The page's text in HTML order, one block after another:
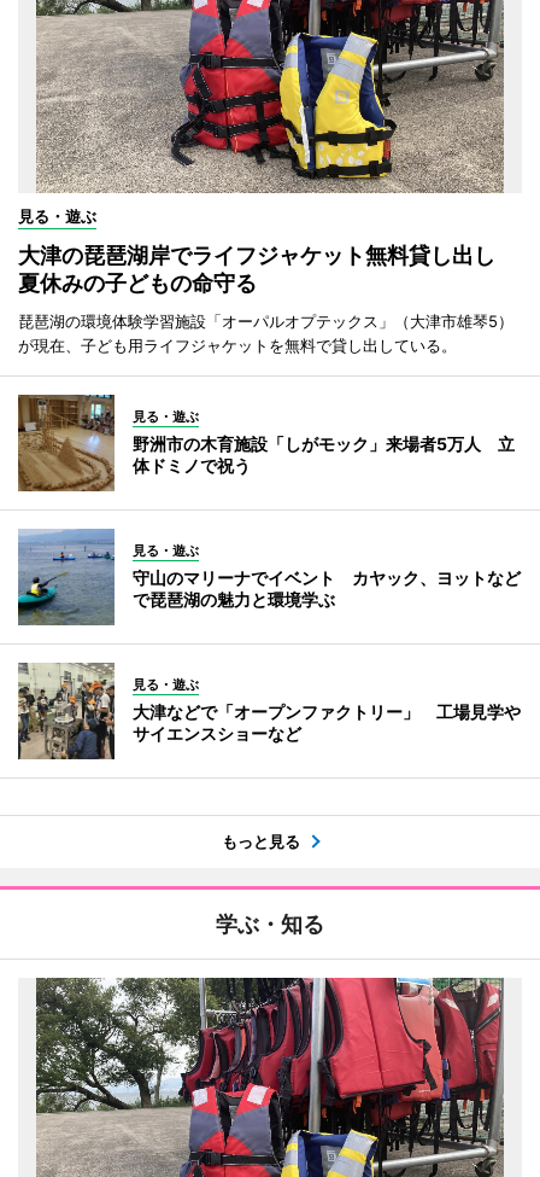
見る・遊ぶ
大津の琵琶湖岸でライフジャケット無料貸し出し
夏休みの子どもの命守る
琵琶湖の環境体験学習施設「オーパルオプテックス」（大津市雄琴5）
が現在、子ども用ライフジャケットを無料で貸し出している。
見る・遊ぶ
野洲市の木育施設「しがモック」来場者5万人 立
体ドミノで祝う
見る・遊ぶ
守山のマリーナでイベント カヤック、ヨットなど
で琵琶湖の魅力と環境学ぶ
見る・遊ぶ
大津などで「オープンファクトリー」 工場見学や
サイエンスショーなど
もっと見る
学ぶ・知る